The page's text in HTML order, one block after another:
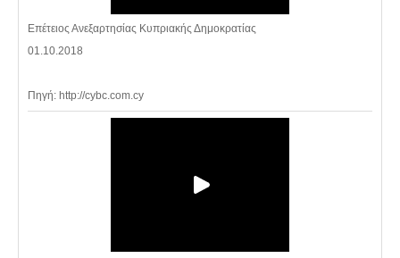
Επέτειος Ανεξαρτησίας Κυπριακής Δημοκρατίας
01.10.2018
Πηγή: http://cybc.com.cy